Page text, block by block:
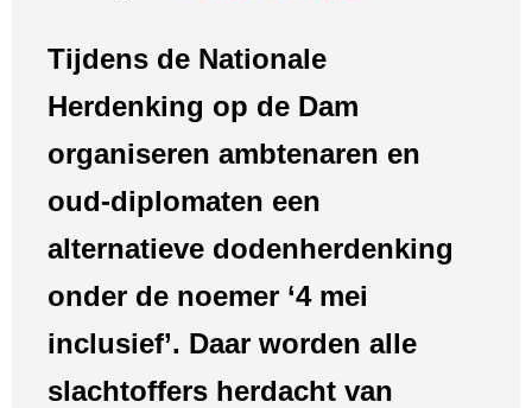
Tijdens de Nationale
Herdenking op de Dam
organiseren ambtenaren en
oud-diplomaten een
alternatieve dodenherdenking
onder de noemer ‘4 mei
inclusief’. Daar worden alle
slachtoffers herdacht van